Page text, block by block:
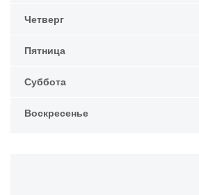
Четверг
Пятница
Суббота
Воскресенье